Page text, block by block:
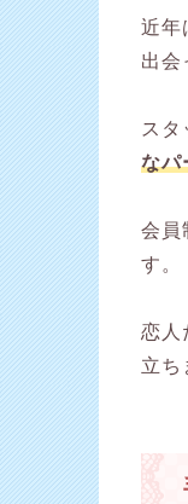
近年
出会
スタ
なパ
会員
す。
恋人
立ち